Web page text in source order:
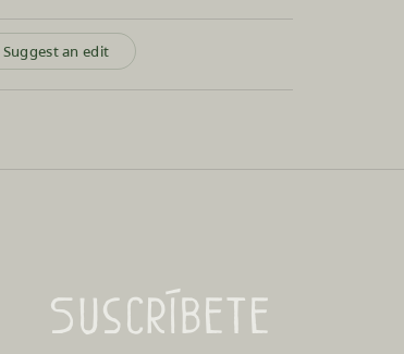
Suggest an edit
Suscríbete